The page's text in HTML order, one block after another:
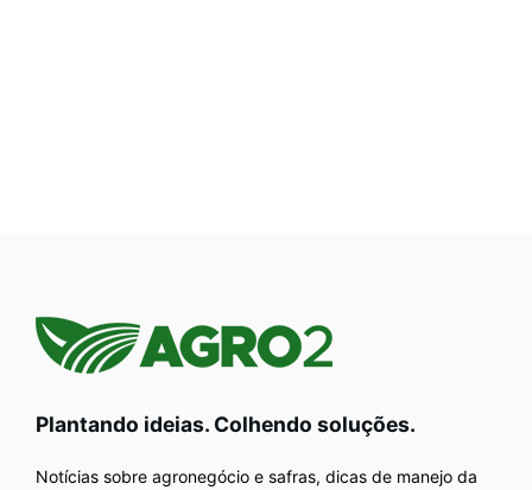
Plantando ideias. Colhendo soluções.
Notícias sobre agronegócio e safras, dicas de manejo da